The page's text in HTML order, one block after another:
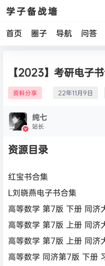
学子备战墙
首页 圈子 导航 问答
【2023】考研电子
资料分享 22年11月9日
纯七
站长
资源目录
红宝书合集
L刘晓燕电子书合集
高等数学 第7版 下册 同济
高等数学 第7版 上册 同济
高等数学 第7版 上册 同济
高等数学 同济第7版 下册